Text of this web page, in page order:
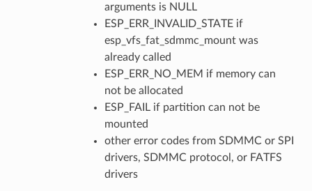
arguments is NULL
ESP_ERR_INVALID_STATE if
esp_vfs_fat_sdmmc_mount was
already called
ESP_ERR_NO_MEM if memory can
not be allocated
ESP_FAIL if partition can not be
mounted
other error codes from SDMMC or SPI
drivers, SDMMC protocol, or FATFS
drivers